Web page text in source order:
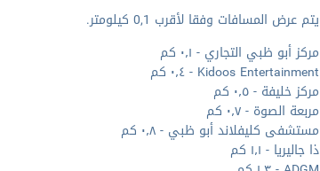
يتم عرض المسافات وفقا لأقرب 0,1 كيلومتر.
مركز أبو ظبي التجاري - ٠٫١ كم
Kidoos Entertainment - ٠٫٤ كم
مركز خليفة - ٠٫٥ كم
مربعة الصوة - ٠٫٧ كم
مستشفى كليفلاند أبو ظبي - ٠٫٨ كم
ذا جاليريا - ١٫١ كم